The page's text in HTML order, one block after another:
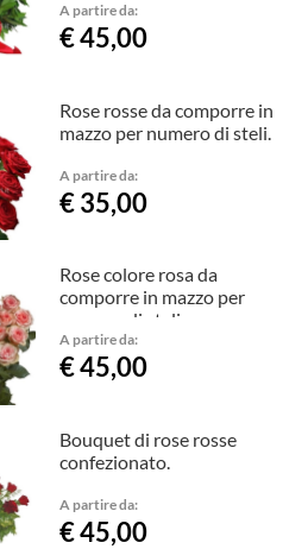
A partire da:
€ 45,00
Rose rosse da comporre in
mazzo per numero di steli.
A partire da:
€ 35,00
Rose colore rosa da
comporre in mazzo per
numero di steli.
A partire da:
€ 45,00
Bouquet di rose rosse
confezionato.
A partire da:
€ 45,00